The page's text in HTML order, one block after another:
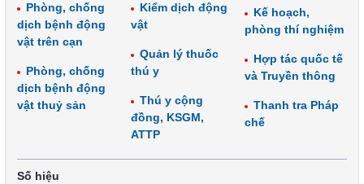
Phòng, chống
dịch bệnh động
vật trên cạn
Phòng, chống
dịch bệnh động
vật thuỷ sản
Kiểm dịch động
vật
Quản lý thuốc
thú y
Thú y cộng
đồng, KSGM,
ATTP
Kế hoạch,
phòng thí nghiệm
Hợp tác quốc tế
và Truyền thông
Thanh tra Pháp
chế
Số hiệu